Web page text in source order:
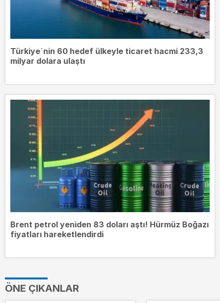
Türkiye`nin 60 hedef ülkeyle ticaret hacmi 233,3
milyar dolara ulaştı
Brent petrol yeniden 83 doları aştı! Hürmüz Boğazı
fiyatları hareketlendirdi
ÖNE ÇIKANLAR